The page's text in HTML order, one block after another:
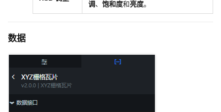
调、 饱和度和亮度。
数据